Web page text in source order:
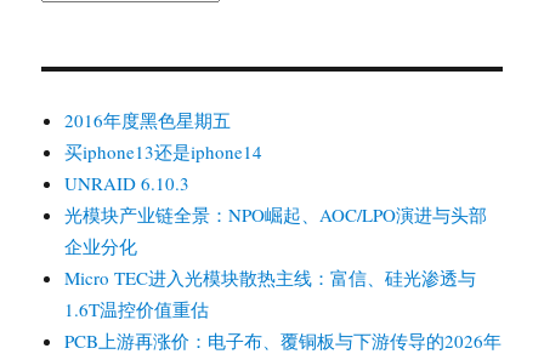
2016年度黑色星期五
买iphone13还是iphone14
UNRAID 6.10.3
光模块产业链全景：NPO崛起、AOC/LPO演进与头部
企业分化
Micro TEC进入光模块散热主线：富信、硅光渗透与
1.6T温控价值重估
PCB上游再涨价：电子布、覆铜板与下游传导的2026年